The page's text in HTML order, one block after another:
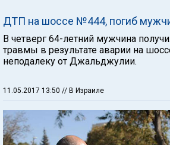
ДТП на шоссе №444, погиб
В четверг 64-летний мужчина
травмы в результате аварии на
неподалеку от Джальджулии.
11.05.2017 13:50 // В Израиле